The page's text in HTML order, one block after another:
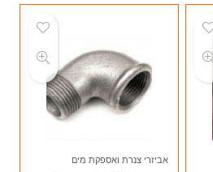
אביזרי צנרת ואספקת מים